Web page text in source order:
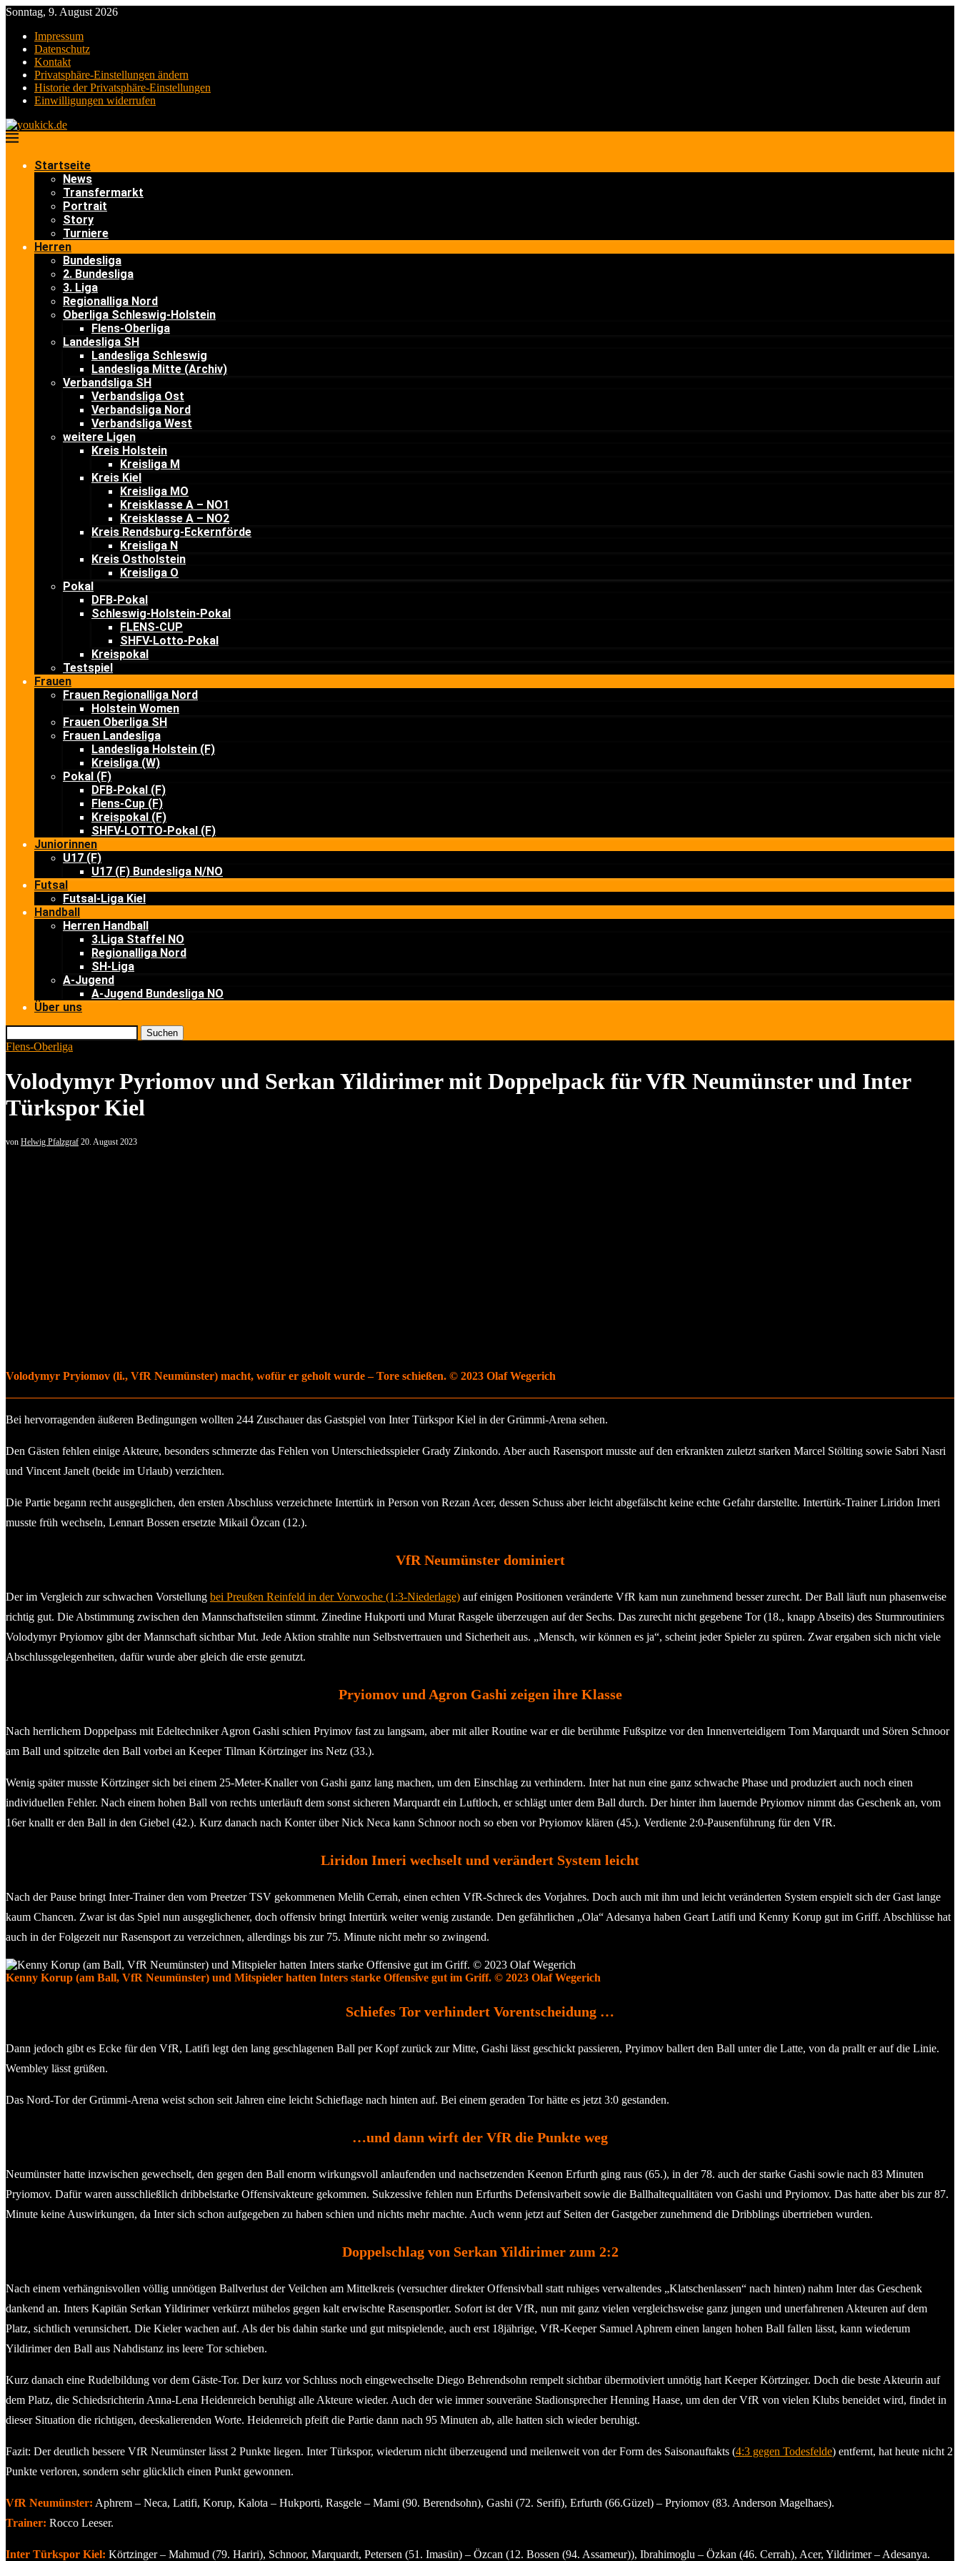
Sonntag, 9. August 2026
Impressum
Datenschutz
Kontakt
Privatsphäre-Einstellungen ändern
Historie der Privatsphäre-Einstellungen
Einwilligungen widerrufen
Startseite
News
Transfermarkt
Portrait
Story
Turniere
Herren
Bundesliga
2. Bundesliga
3. Liga
Regionalliga Nord
Oberliga Schleswig-Holstein
Flens-Oberliga
Landesliga SH
Landesliga Schleswig
Landesliga Mitte (Archiv)
Verbandsliga SH
Verbandsliga Ost
Verbandsliga Nord
Verbandsliga West
weitere Ligen
Kreis Holstein
Kreisliga M
Kreis Kiel
Kreisliga MO
Kreisklasse A – NO1
Kreisklasse A – NO2
Kreis Rendsburg-Eckernförde
Kreisliga N
Kreis Ostholstein
Kreisliga O
Pokal
DFB-Pokal
Schleswig-Holstein-Pokal
FLENS-CUP
SHFV-Lotto-Pokal
Kreispokal
Testspiel
Frauen
Frauen Regionalliga Nord
Holstein Women
Frauen Oberliga SH
Frauen Landesliga
Landesliga Holstein (F)
Kreisliga (W)
Pokal (F)
DFB-Pokal (F)
Flens-Cup (F)
Kreispokal (F)
SHFV-LOTTO-Pokal (F)
Juniorinnen
U17 (F)
U17 (F) Bundesliga N/NO
Futsal
Futsal-Liga Kiel
Handball
Herren Handball
3.Liga Staffel NO
Regionalliga Nord
SH-Liga
A-Jugend
A-Jugend Bundesliga NO
Über uns
Suchen
Flens-Oberliga
Volodymyr Pyriomov und Serkan Yildirimer mit Doppelpack für VfR Neumünster und Inter
Türkspor Kiel
von Helwig Pfalzgraf 20. August 2023
Volodymyr Pryiomov (li., VfR Neumünster) macht, wofür er geholt wurde – Tore schießen. © 2023 Olaf Wegerich
Bei hervorragenden äußeren Bedingungen wollten 244 Zuschauer das Gastspiel von Inter Türkspor Kiel in der Grümmi-Arena sehen.
Den Gästen fehlen einige Akteure, besonders schmerzte das Fehlen von Unterschiedsspieler Grady Zinkondo. Aber auch Rasensport musste auf den erkrankten zuletzt starken Marcel Stölting sowie Sabri Nasri
und Vincent Janelt (beide im Urlaub) verzichten.
Die Partie begann recht ausgeglichen, den ersten Abschluss verzeichnete Intertürk in Person von Rezan Acer, dessen Schuss aber leicht abgefälscht keine echte Gefahr darstellte. Intertürk-Trainer Liridon Imeri
musste früh wechseln, Lennart Bossen ersetzte Mikail Özcan (12.).
VfR Neumünster dominiert
Der im Vergleich zur schwachen Vorstellung bei Preußen Reinfeld in der Vorwoche (1:3-Niederlage) auf einigen Positionen veränderte VfR kam nun zunehmend besser zurecht. Der Ball läuft nun phasenweise
richtig gut. Die Abstimmung zwischen den Mannschaftsteilen stimmt. Zinedine Hukporti und Murat Rasgele überzeugen auf der Sechs. Das zurecht nicht gegebene Tor (18., knapp Abseits) des Sturmroutiniers
Volodymyr Pryiomov gibt der Mannschaft sichtbar Mut. Jede Aktion strahlte nun Selbstvertrauen und Sicherheit aus. „Mensch, wir können es ja“, scheint jeder Spieler zu spüren. Zwar ergaben sich nicht viele
Abschlussgelegenheiten, dafür wurde aber gleich die erste genutzt.
Pryiomov und Agron Gashi zeigen ihre Klasse
Nach herrlichem Doppelpass mit Edeltechniker Agron Gashi schien Pryimov fast zu langsam, aber mit aller Routine war er die berühmte Fußspitze vor den Innenverteidigern Tom Marquardt und Sören Schnoor
am Ball und spitzelte den Ball vorbei an Keeper Tilman Körtzinger ins Netz (33.).
Wenig später musste Körtzinger sich bei einem 25-Meter-Knaller von Gashi ganz lang machen, um den Einschlag zu verhindern. Inter hat nun eine ganz schwache Phase und produziert auch noch einen
individuellen Fehler. Nach einem hohen Ball von rechts unterläuft dem sonst sicheren Marquardt ein Luftloch, er schlägt unter dem Ball durch. Der hinter ihm lauernde Pryiomov nimmt das Geschenk an, vom
16er knallt er den Ball in den Giebel (42.). Kurz danach nach Konter über Nick Neca kann Schnoor noch so eben vor Pryiomov klären (45.). Verdiente 2:0-Pausenführung für den VfR.
Liridon Imeri wechselt und verändert System leicht
Nach der Pause bringt Inter-Trainer den vom Preetzer TSV gekommenen Melih Cerrah, einen echten VfR-Schreck des Vorjahres. Doch auch mit ihm und leicht veränderten System erspielt sich der Gast lange
kaum Chancen. Zwar ist das Spiel nun ausgeglichener, doch offensiv bringt Intertürk weiter wenig zustande. Den gefährlichen „Ola“ Adesanya haben Geart Latifi und Kenny Korup gut im Griff. Abschlüsse hat
auch in der Folgezeit nur Rasensport zu verzeichnen, allerdings bis zur 75. Minute nicht mehr so zwingend.
Kenny Korup (am Ball, VfR Neumünster) und Mitspieler hatten Inters starke Offensive gut im Griff. © 2023 Olaf Wegerich
Schiefes Tor verhindert Vorentscheidung …
Dann jedoch gibt es Ecke für den VfR, Latifi legt den lang geschlagenen Ball per Kopf zurück zur Mitte, Gashi lässt geschickt passieren, Pryimov ballert den Ball unter die Latte, von da prallt er auf die Linie.
Wembley lässt grüßen.
Das Nord-Tor der Grümmi-Arena weist schon seit Jahren eine leicht Schieflage nach hinten auf. Bei einem geraden Tor hätte es jetzt 3:0 gestanden.
…und dann wirft der VfR die Punkte weg
Neumünster hatte inzwischen gewechselt, den gegen den Ball enorm wirkungsvoll anlaufenden und nachsetzenden Keenon Erfurth ging raus (65.), in der 78. auch der starke Gashi sowie nach 83 Minuten
Pryiomov. Dafür waren ausschließlich dribbelstarke Offensivakteure gekommen. Sukzessive fehlen nun Erfurths Defensivarbeit sowie die Ballhaltequalitäten von Gashi und Pryiomov. Das hatte aber bis zur 87.
Minute keine Auswirkungen, da Inter sich schon aufgegeben zu haben schien und nichts mehr machte. Auch wenn jetzt auf Seiten der Gastgeber zunehmend die Dribblings übertrieben wurden.
Doppelschlag von Serkan Yildirimer zum 2:2
Nach einem verhängnisvollen völlig unnötigen Ballverlust der Veilchen am Mittelkreis (versuchter direkter Offensivball statt ruhiges verwaltendes „Klatschenlassen“ nach hinten) nahm Inter das Geschenk
dankend an. Inters Kapitän Serkan Yildirimer verkürzt mühelos gegen kalt erwischte Rasensportler. Sofort ist der VfR, nun mit ganz vielen vergleichsweise ganz jungen und unerfahrenen Akteuren auf dem
Platz, sichtlich verunsichert. Die Kieler wachen auf. Als der bis dahin starke und gut mitspielende, auch erst 18jährige, VfR-Keeper Samuel Aphrem einen langen hohen Ball fallen lässt, kann wiederum
Yildirimer den Ball aus Nahdistanz ins leere Tor schieben.
Kurz danach eine Rudelbildung vor dem Gäste-Tor. Der kurz vor Schluss noch eingewechselte Diego Behrendsohn rempelt sichtbar übermotiviert unnötig hart Keeper Körtzinger. Doch die beste Akteurin auf
dem Platz, die Schiedsrichterin Anna-Lena Heidenreich beruhigt alle Akteure wieder. Auch der wie immer souveräne Stadionsprecher Henning Haase, um den der VfR von vielen Klubs beneidet wird, findet in
dieser Situation die richtigen, deeskalierenden Worte. Heidenreich pfeift die Partie dann nach 95 Minuten ab, alle hatten sich wieder beruhigt.
Fazit: Der deutlich bessere VfR Neumünster lässt 2 Punkte liegen. Inter Türkspor, wiederum nicht überzeugend und meilenweit von der Form des Saisonauftakts (4:3 gegen Todesfelde) entfernt, hat heute nicht 2
Punkte verloren, sondern sehr glücklich einen Punkt gewonnen.
VfR Neumünster: Aphrem – Neca, Latifi, Korup, Kalota – Hukporti, Rasgele – Mami (90. Berendsohn), Gashi (72. Serifi), Erfurth (66.Güzel) – Pryiomov (83. Anderson Magelhaes).
Trainer: Rocco Leeser.
Inter Türkspor Kiel: Körtzinger – Mahmud (79. Hariri), Schnoor, Marquardt, Petersen (51. Imasün) – Özcan (12. Bossen (94. Assameur)), Ibrahimoglu – Özkan (46. Cerrah), Acer, Yildirimer – Adesanya.